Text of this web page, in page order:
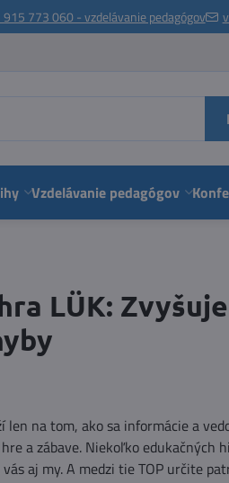
773 060 - vzdelávanie pedagógov
Vzdelávanie pedagógov
LÜK:
len na tom, ako sa informácie a
a zábave. Niekoľko
aj my. A medzi tie TOP určite